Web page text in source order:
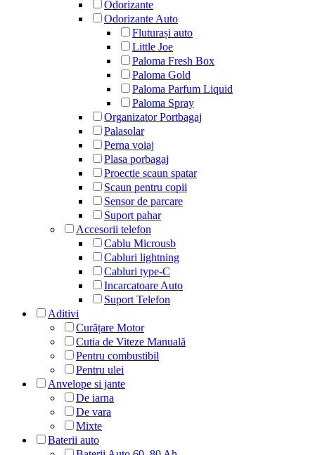
Odorizante
Odorizante Auto
Fluturași auto
Little Joe
Paloma Fresh Box
Paloma Gold
Paloma Parfum Liquid
Paloma Spray
Organizator Portbagaj
Palasolar
Perna voiaj
Plasa porbagaj
Proectie scaun spatar
Scaun pentru copii
Sensor de parcare
Suport pahar
Accesorii telefon
Cablu Microusb
Cabluri lightning
Cabluri type-C
Incarcatoare Auto
Suport Telefon
Aditivi
Curățare Motor
Cutia de Viteze Manuală
Pentru combustibil
Pentru ulei
Anvelope si jante
De iarna
De vara
Mixte
Baterii auto